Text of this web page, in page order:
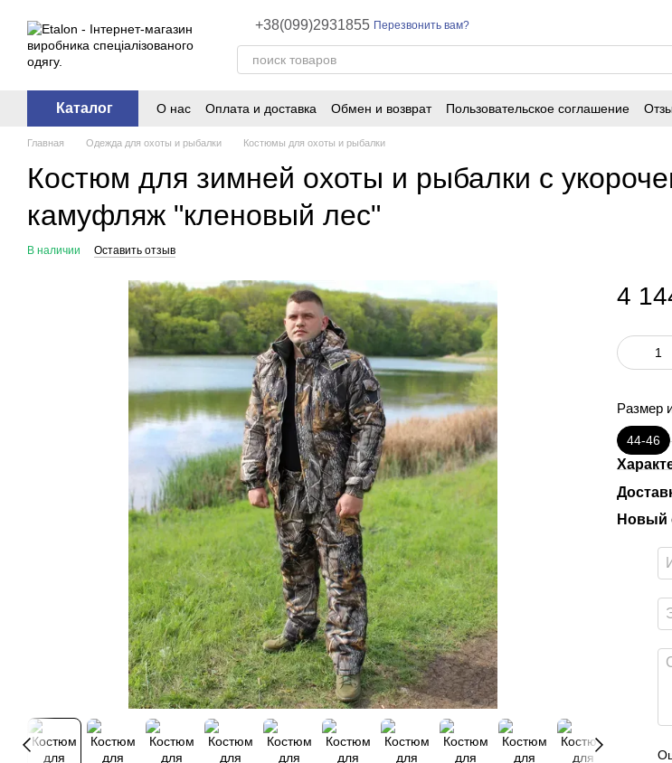
+38(099)2931855 Перезвонить вам?
Каталог О нас Оплата и доставка Обмен и возврат Пользовательское соглашение
Главная Одежда для охоты и рыбалки Костюмы для охоты и рыбалки
Костюм для зимней охоты и рыбалки с
камуфляж "кленовый лес"
В наличии Оставить отзыв
4
Размер
44-46
Новый